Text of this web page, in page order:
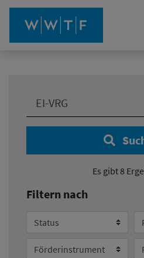
Es gibt 8
Filtern nach
Status
Förderinstrument